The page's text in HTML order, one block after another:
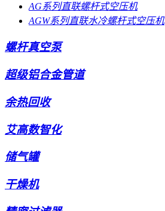
AG系列直联螺杆式空压机
AGW系列直联水冷螺杆式空压机
螺杆真空泵
超级铝合金管道
余热回收
艾高数智化
储气罐
干燥机